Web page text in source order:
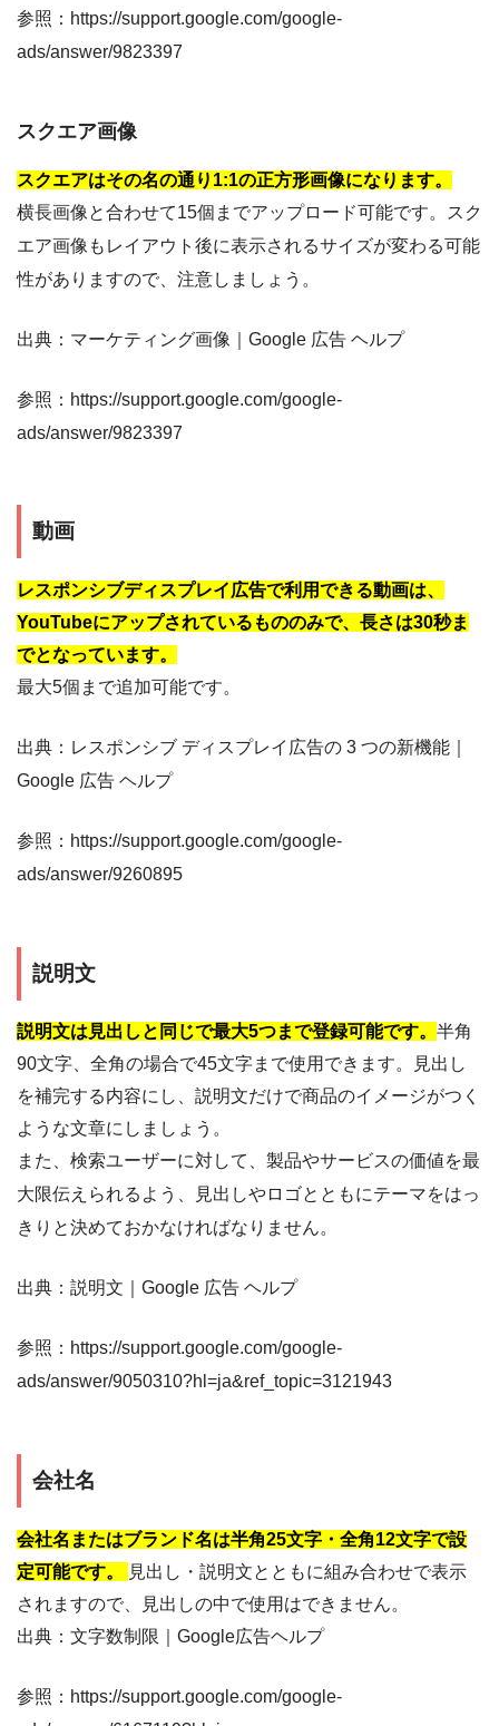
参照：https://support.google.com/google-
ads/answer/9823397
スクエア画像
スクエアはその名の通り1:1の正方形画像になります。
横長画像と合わせて15個までアップロード可能です。スク
エア画像もレイアウト後に表示されるサイズが変わる可能
性がありますので、注意しましょう。
出典：マーケティング画像｜Google 広告 ヘルプ
参照：https://support.google.com/google-
ads/answer/9823397
動画
レスポンシブディスプレイ広告で利用できる動画は、
YouTubeにアップされているもののみで、長さは30秒ま
でとなっています。
最大5個まで追加可能です。
出典：レスポンシブ ディスプレイ広告の 3 つの新機能｜
Google 広告 ヘルプ
参照：https://support.google.com/google-
ads/answer/9260895
説明文
説明文は見出しと同じで最大5つまで登録可能です。 半角
90文字、全角の場合で45文字まで使用できます。見出し
を補完する内容にし、説明文だけで商品のイメージがつく
ような文章にしましょう。
また、検索ユーザーに対して、製品やサービスの価値を最
大限伝えられるよう、見出しやロゴとともにテーマをはっ
きりと決めておかなければなりません。
出典：説明文｜Google 広告 ヘルプ
参照：https://support.google.com/google-
ads/answer/9050310?hl=ja&ref_topic=3121943
会社名
会社名またはブランド名は半角25文字・全角12文字で設
定可能です。
見出し・説明文とともに組み合わせで表示
されますので、見出しの中で使用はできません。
出典：文字数制限｜Google広告ヘルプ
参照：https://support.google.com/google-